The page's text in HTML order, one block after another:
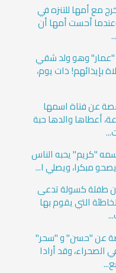
مع أمها للتنزه في
أحست أمها أن
وهو ولد شقي
بإيذائهم! ذات يوم،
عن فتاة اسمها
أعطاها والدها حبة
"كريم" يحبه الناس
مبكرا، ويصلي ا...
طفلة كسولة تدعى
التي يقوم بها
عن "حسن" و "سحر"
وقد أرادا